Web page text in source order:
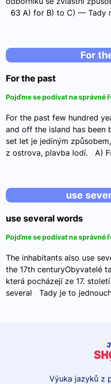
63 A) for B) to C) — Tady
For
For the past
Pojďme se podívat na správné
For the past few hundred
and off the island has been
set let je jediným
z ostrova, plavba lodí. A)
use
use several words
Pojďme se podívat na správné
The inhabitants also use
the 17th centuryObyvatelé
která pocházejí ze 17.
several Tady je to
Výuka jazyků z